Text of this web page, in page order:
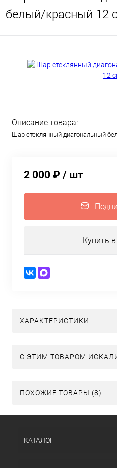
белый/красный 12
Описание товара:
Шар стеклянный диагональный
2 000 ₽ / шт
Купить
ХАРАКТЕРИСТИКИ
C ЭТИМ ТОВАРОМ
ПОХОЖИЕ ТОВАРЫ (8)
КАТАЛОГ